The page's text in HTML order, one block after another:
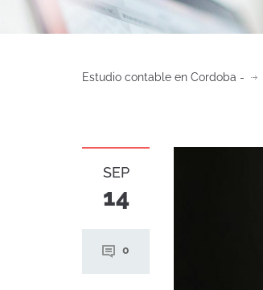
Estudio contable en Cordoba -
SEP
14
0